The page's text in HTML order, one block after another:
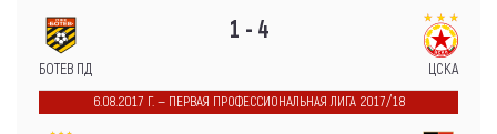
БОТЕВ ПД
1 - 4
ЦСКА
6.08.2017 Г. — ПЕРВАЯ ПРОФЕССИОНАЛЬНАЯ ЛИГА 2017/18